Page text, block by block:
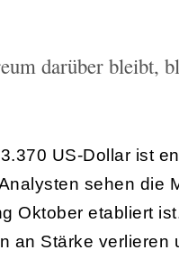
darüber bleibt,
US-Dollar ist
sehen die
Oktober etabliert
an Stärke verlieren